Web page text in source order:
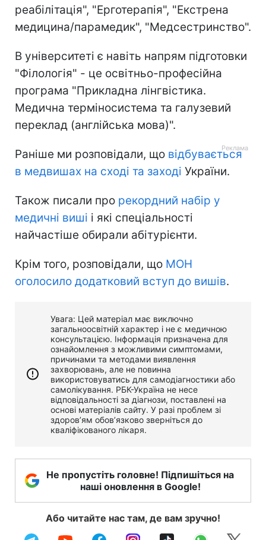
реабілітація", "Ерготерапія", "Екстрена
медицина/парамедик", "Медсестринство".
В університеті є навіть напрям підготовки
"Філологія" - це освітньо-професійна
програма "Прикладна лінгвістика.
Медична терміносистема та галузевий
переклад (англійська мова)".
Раніше ми розповідали, що відбувається
в медвишах на сході та заході України.
Також писали про рекордний набір у
медичні виші і які спеціальності
найчастіше обирали абітурієнти.
Крім того, розповідали, що МОН
оголосило додатковий вступ до вишів.
Увага: Цей матеріал має виключно
загальноосвітній характер і не є медичною
консультацією. Інформація призначена для
ознайомлення з можливими симптомами,
причинами та методами виявлення
захворювань, але не повинна
використовуватись для самодіагностики або
самолікування. РБК-Україна не несе
відповідальності за діагнози, поставлені на
основі матеріалів сайту. У разі проблем зі
здоров’ям обов’язково зверніться до
кваліфікованого лікаря.
Не пропустіть головне! Підпишіться на
наші оновлення в Google!
Або читайте нас там, де вам зручно!